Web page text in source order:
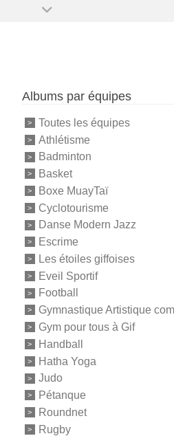
Albums par équipes
Toutes les équipes
Athlétisme
Badminton
Basket
Boxe MuayTaï
Cyclotourisme
Danse Modern Jazz
Escrime
Les étoiles giffoises
Eveil Sportif
Football
Gymnastique Artistique
Gym pour tous à Gif
Handball
Hatha Yoga
Judo
Pétanque
Roundnet
Rugby